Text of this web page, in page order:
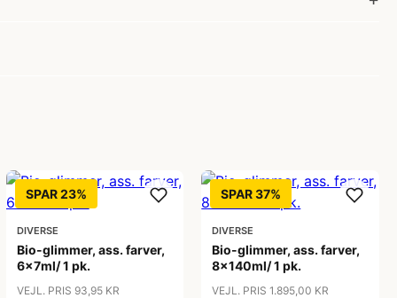
SPAR 23%
DIVERSE
Bio-glimmer, ass. farver,
6x7ml/ 1 pk.
VEJL. PRIS 93,95 KR
SPAR 37%
DIVERSE
Bio-glimmer, ass. farver,
8x140ml/ 1 pk.
VEJL. PRIS 1.895,00 KR